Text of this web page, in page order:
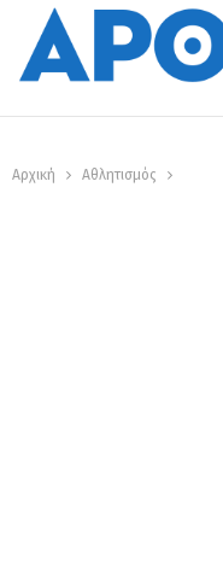
Αρχική Αθλητισμός